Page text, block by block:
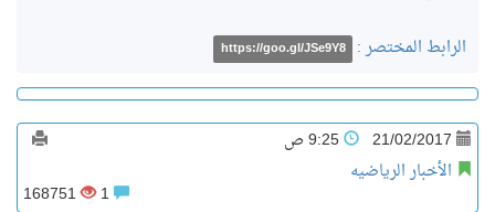
الرابط المختصر : https://goo.gl/JSe9Y8
21/02/2017
الأخبار الرياضيه
168751